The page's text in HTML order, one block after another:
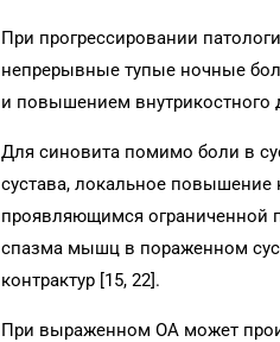
При прогрессировании
непрерывные тупые ночные
и повышением внутрикостного
Для синовита помимо боли в
сустава, локальное повышение
проявляющимся ограниченной
спазма мышц в пораженном
контрактур [15, 22].
При выраженном ОА может